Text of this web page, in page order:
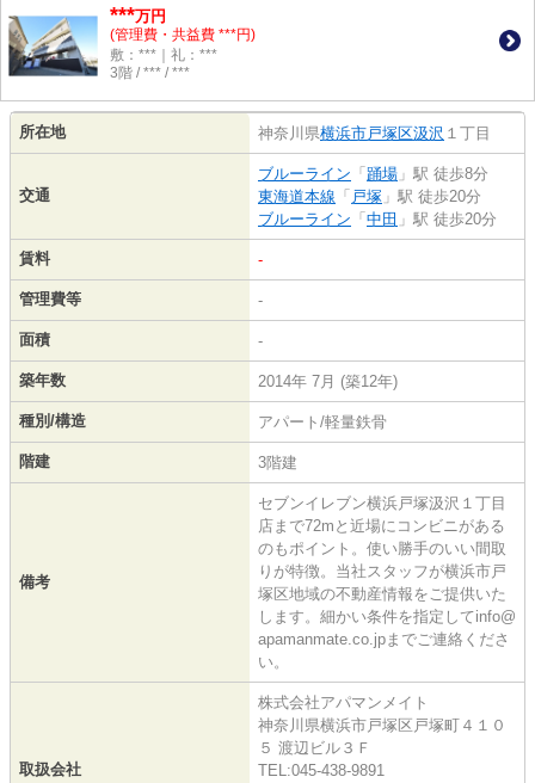
***万円
(管理費・共益費 ***円)
敷：***｜礼：***
3階 / *** / ***
所在地 神奈川県横浜市戸塚区汲沢 １丁目
交通
ブルーライン 「 踊場 」駅 徒歩8分
東海道本線 「 戸塚 」駅 徒歩20分
ブルーライン 「 中田 」駅 徒歩20分
賃料 -
管理費等 -
面積 -
築年数 2014年 7月 (築12年)
種別/構造 アパート/軽量鉄骨
階建 3階建
備考
セブンイレブン横浜戸塚汲沢１丁目
店まで72mと近場にコンビニがある
のもポイント。使い勝手のいい間取
りが特徴。当社スタッフが横浜市戸
塚区地域の不動産情報をご提供いた
します。細かい条件を指定してinfo@
apamanmate.co.jpまでご連絡くださ
い。
取扱会社
株式会社アパマンメイト
神奈川県横浜市戸塚区戸塚町４１０
５ 渡辺ビル３Ｆ
TEL:045-438-9891